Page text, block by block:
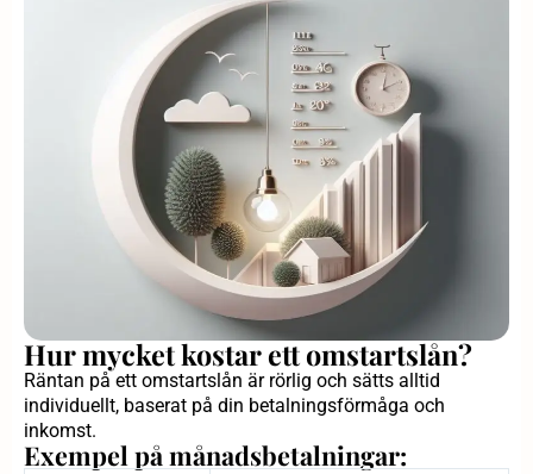
Hur mycket kostar ett omstartslån?
Räntan på ett omstartslån är rörlig och sätts alltid
individuellt, baserat på din betalningsförmåga och
inkomst.
Exempel på månadsbetalningar: